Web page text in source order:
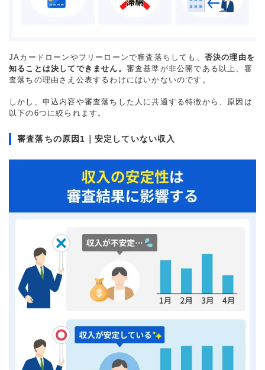
JAカードローンやフリーローンで審査落ちしても、 否決の理由を
知ることは決してできません。 審査基準が非公開である以上、審
査落ちの理由さえ公表するわけにはいかないのです。
しかし、申込内容や審査落ちした人に共通する特徴から、原因は
以下の6つに絞られます。
審査落ちの原因1｜安定していない収入